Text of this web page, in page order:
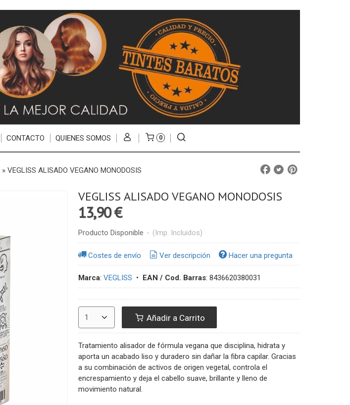
CONTACTO QUIENES SOMOS 0
» VEGLISS ALISADO VEGANO MONODOSIS
VEGLISS ALISADO VEGANO MONODOSIS
13,90 €
Producto Disponible - (Imp. Incluidos)
Costes de envío Ver descripción Hacer una pregunta
Marca: VEGLISS • EAN / Cod. Barras: 8436620380031
Añadir a Carrito
Tratamiento alisador de fórmula vegana que disciplina, hidrata y
aporta un acabado liso y duradero sin dañar la fibra capilar. Gracias
a su combinación de activos de origen vegetal, controla el
encrespamiento y deja el cabello suave, brillante y lleno de
movimiento natural.